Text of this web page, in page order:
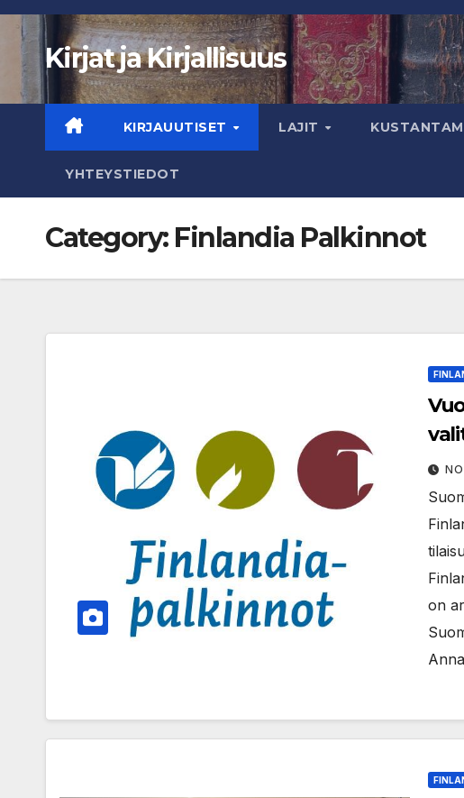
Skip
contentKirjat ja Kirjallisuus
KIRJAUUTISET LAJIT
YHTEYSTIEDOT
Category: Finlandia Palkinnot
on